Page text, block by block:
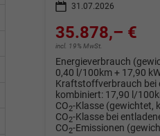
31.07.2026
35.878,– €
incl. 19% MwSt.
Energieverbrauch
0,40 l/100km + 17,90
Kraftstoffverbrauch bei
kombiniert: 17,90 l/
CO2-Klasse (gewichtet,
CO2-Klasse bei
CO2-Emissionen